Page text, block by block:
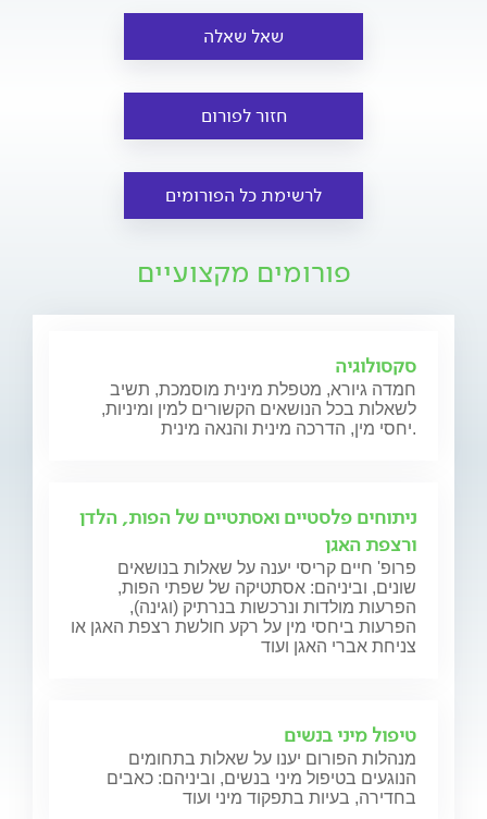
שאל שאלה
חזור לפורום
לרשימת כל הפורומים
פורומים מקצועיים
סקסולוגיה
חמדה גיורא, מטפלת מינית מוסמכת, תשיב
לשאלות בכל הנושאים הקשורים למין ומיניות,
יחסי מין, הדרכה מינית והנאה מינית.
ניתוחים פלסטיים ואסתטיים של הפות, הלדן
ורצפת האגן
פרופ' חיים קריסי יענה על שאלות בנושאים
שונים, וביניהם: אסתטיקה של שפתי הפות,
הפרעות מולדות ונרכשות בנרתיק (וגינה),
הפרעות ביחסי מין על רקע חולשת רצפת האגן או
צניחת אברי האגן ועוד
טיפול מיני בנשים
מנהלות הפורום יענו על שאלות בתחומים
הנוגעים בטיפול מיני בנשים, וביניהם: כאבים
בחדירה, בעיות בתפקוד מיני ועוד